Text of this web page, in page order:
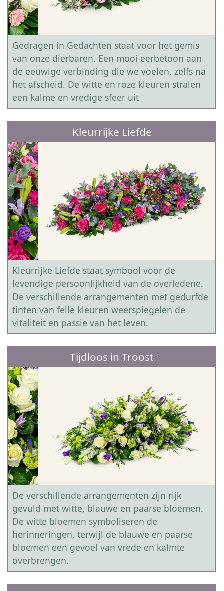
Gedragen in Gedachten staat voor het gemis
van onze dierbaren. Een mooi eerbetoon aan
de eeuwige verbinding die we voelen, zelfs na
het afscheid. De witte en roze kleuren stralen
een kalme en vredige sfeer uit
Kleurrijke Liefde
Kleurrijke Liefde staat symbool voor de
levendige persoonlijkheid van de overledene.
De verschillende arrangementen met gedurfde
tinten van felle kleuren weerspiegelen de
vitaliteit en passie van het leven.
Tijdloos in Troost
De verschillende arrangementen zijn rijk
gevuld met witte, blauwe en paarse bloemen.
De witte bloemen symboliseren de
herinneringen, terwijl de blauwe en paarse
bloemen een gevoel van vrede en kalmte
overbrengen.